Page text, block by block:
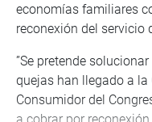
economías familiares
reconexión del servicio
”Se pretende
quejas han llegado a la
Consumidor del